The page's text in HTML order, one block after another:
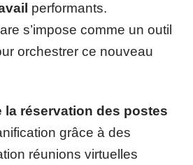
performants.
s’impose comme un outil
orchestrer ce nouveau
la réservation des postes
grâce à des
réunions virtuelles